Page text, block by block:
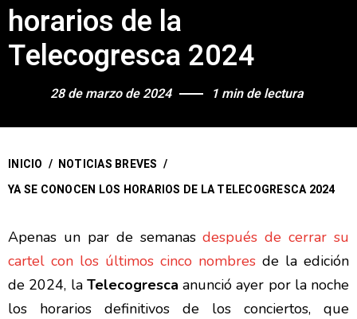
horarios de la
Telecogresca 2024
28 de marzo de 2024 1 min de lectura
INICIO / NOTICIAS BREVES /
YA SE CONOCEN LOS HORARIOS DE LA TELECOGRESCA 2024
Apenas un par de semanasdespués de cerrar su
cartel con los últimos cinco nombres de la edición
de 2024, la Telecogresca anunció ayer por la noche
los horarios definitivos de los conciertos, que